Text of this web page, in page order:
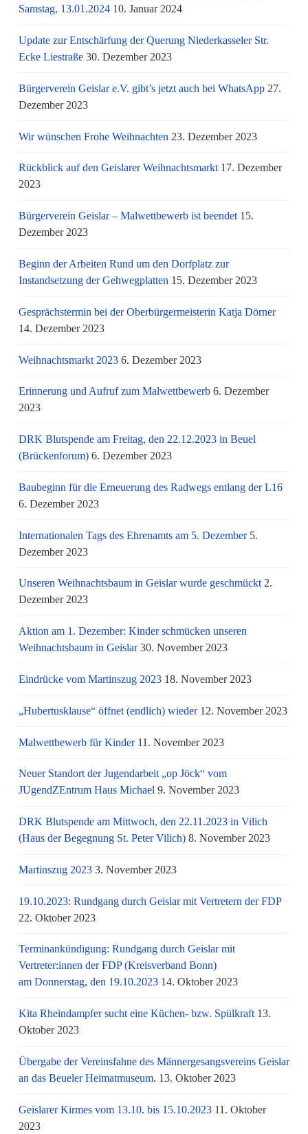
Samstag, 13.01.2024 10. Januar 2024
Update zur Entschärfung der Querung Niederkasseler Str.
Ecke Liestraße 30. Dezember 2023
Bürgerverein Geislar e.V. gibt’s jetzt auch bei WhatsApp 27.
Dezember 2023
Wir wünschen Frohe Weihnachten 23. Dezember 2023
Rückblick auf den Geislarer Weihnachtsmarkt 17. Dezember
2023
Bürgerverein Geislar – Malwettbewerb ist beendet 15.
Dezember 2023
Beginn der Arbeiten Rund um den Dorfplatz zur
Instandsetzung der Gehwegplatten 15. Dezember 2023
Gesprächstermin bei der Oberbürgermeisterin Katja Dörner
14. Dezember 2023
Weihnachtsmarkt 2023 6. Dezember 2023
Erinnerung und Aufruf zum Malwettbewerb 6. Dezember
2023
DRK Blutspende am Freitag, den 22.12.2023 in Beuel
(Brückenforum) 6. Dezember 2023
Baubeginn für die Erneuerung des Radwegs entlang der L16
6. Dezember 2023
Internationalen Tags des Ehrenamts am 5. Dezember 5.
Dezember 2023
Unseren Weihnachtsbaum in Geislar wurde geschmückt 2.
Dezember 2023
Aktion am 1. Dezember: Kinder schmücken unseren
Weihnachtsbaum in Geislar 30. November 2023
Eindrücke vom Martinszug 2023 18. November 2023
„Hubertusklause“ öffnet (endlich) wieder 12. November 2023
Malwettbewerb für Kinder 11. November 2023
Neuer Standort der Jugendarbeit „op Jöck“ vom
JUgendZEntrum Haus Michael 9. November 2023
DRK Blutspende am Mittwoch, den 22.11.2023 in Vilich
(Haus der Begegnung St. Peter Vilich) 8. November 2023
Martinszug 2023 3. November 2023
19.10.2023: Rundgang durch Geislar mit Vertretern der FDP
22. Oktober 2023
Terminankündigung: Rundgang durch Geislar mit
Vertreter:innen der FDP (Kreisverband Bonn)
am Donnerstag, den 19.10.2023 14. Oktober 2023
Kita Rheindampfer sucht eine Küchen- bzw. Spülkraft 13.
Oktober 2023
Übergabe der Vereinsfahne des Männergesangsvereins Geislar
an das Beueler Heimatmuseum. 13. Oktober 2023
Geislarer Kirmes vom 13.10. bis 15.10.2023 11. Oktober
2023